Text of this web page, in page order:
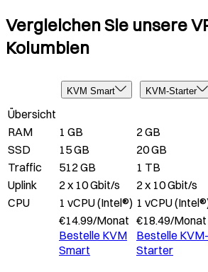
Vergleichen Sie unsere
Kolumbien
KVM Smart KVM-Starter
Übersicht
RAM
1 GB 2 GB
SSD
15 GB 20 GB
Traffic
512 GB 1 TB
Uplink
2 x 10 Gbit/s 2 x 10 Gbit/s
CPU
1 vCPU (Intel®) 1 vCPU
€14.99/Monat
Bestelle KVM
Smart
€18.49/Monat
Bestelle KVM-
Starter